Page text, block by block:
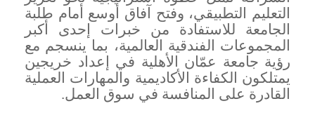
التعليم التطبيقي، وفتح آفاق أوسع أمام طلبة
الجامعة للاستفادة من خبرات إحدى أكبر
المجموعات الفندقية العالمية، بما ينسجم مع
رؤية جامعة عمّان الأهلية في إعداد خريجين
يمتلكون الكفاءة الأكاديمية والمهارات العملية
القادرة على المنافسة في سوق العمل.